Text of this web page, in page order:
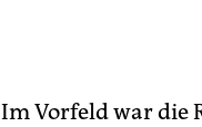
Im Vorfeld war die